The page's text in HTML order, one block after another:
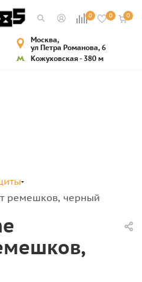
0 0 0
Москва,
ул Петра Романова, 6
Кожуховская - 380 м
ремешков, черный